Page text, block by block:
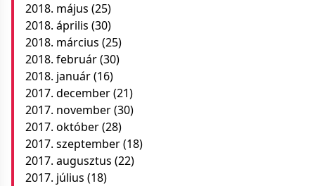
2018. május (25)
2018. április (30)
2018. március (25)
2018. február(30)
2018. január(16)
2017. december(21)
2017. november(30)
2017. október(28)
2017. szeptember(18)
2017. augusztus (22)
2017. július (18)